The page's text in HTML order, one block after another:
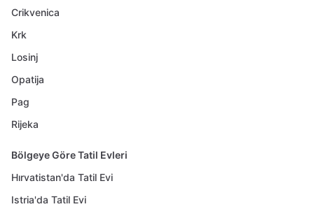
Crikvenica
Krk
Losinj
Opatija
Pag
Rijeka
Bölgeye Göre Tatil Evleri
Hırvatistan'da Tatil Evi
Istria'da Tatil Evi